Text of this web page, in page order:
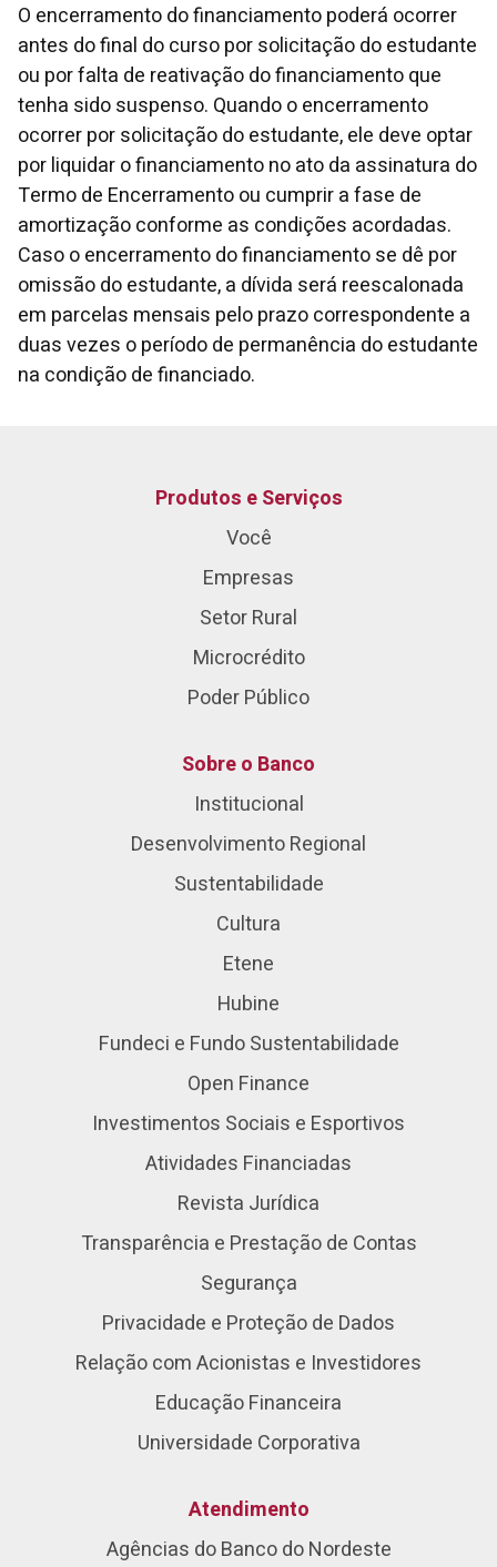
O encerramento do financiamento poderá ocorrer
antes do final do curso por solicitação do estudante
ou por falta de reativação do financiamento que
tenha sido suspenso. Quando o encerramento
ocorrer por solicitação do estudante, ele deve optar
por liquidar o financiamento no ato da assinatura do
Termo de Encerramento ou cumprir a fase de
amortização conforme as condições acordadas.
Caso o encerramento do financiamento se dê por
omissão do estudante, a dívida será reescalonada
em parcelas mensais pelo prazo correspondente a
duas vezes o período de permanência do estudante
na condição de financiado.
Produtos e Serviços
Você
Empresas
Setor Rural
Microcrédito
Poder Público
Sobre o Banco
Institucional
Desenvolvimento Regional
Sustentabilidade
Cultura
Etene
Hubine
Fundeci e Fundo Sustentabilidade
Open Finance
Investimentos Sociais e Esportivos
Atividades Financiadas
Revista Jurídica
Transparência e Prestação de Contas
Segurança
Privacidade e Proteção de Dados
Relação com Acionistas e Investidores
Educação Financeira
Universidade Corporativa
Atendimento
Agências do Banco do Nordeste